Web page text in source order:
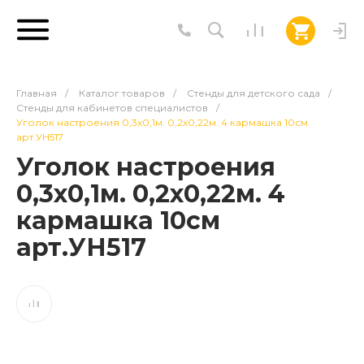
Главная / Каталог товаров / Стенды для детского сада
/
Стенды для кабинетов специалистов
/
Уголок настроения 0,3х0,1м. 0,2х0,22м. 4 кармашка 10см
арт.УН517
Уголок настроения
0,3х0,1м. 0,2х0,22м. 4
кармашка 10см
арт.УН517